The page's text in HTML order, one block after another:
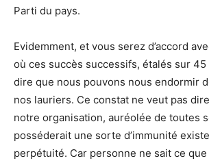
Parti du pays.
Evidemment, et vous serez d’accord
où ces succès successifs, étalés sur 45
dire que nous pouvons nous endormir
nos lauriers. Ce constat ne veut pas
notre organisation, auréolée de toutes
posséderait une sorte d’immunité
perpétuité. Car personne ne sait ce que